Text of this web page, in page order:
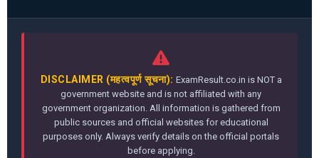
DISCLAIMER (महत्वपूर्ण सूचना): ExamResult.co.in is NOT a
government website and is not affiliated with any
government organization. All information is gathered from
public sources and official websites for educational
purposes only. Always verify details on the official portals
before applying.